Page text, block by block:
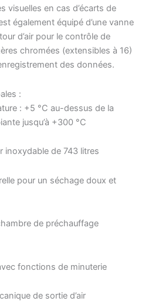
visuelles en cas d’écarts de
également équipé d’une vanne
d’air pour le contrôle de
chromées (extensibles à 16)
des données.
:
: +5 °C au-dessus de la
jusqu’à +300 °C
inoxydable de 743 litres
pour un séchage doux et
de préchauffage
fonctions de minuterie
de sortie d’air